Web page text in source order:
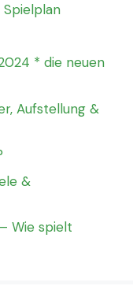
* die neuen
Aufstellung &
&
Wie spielt